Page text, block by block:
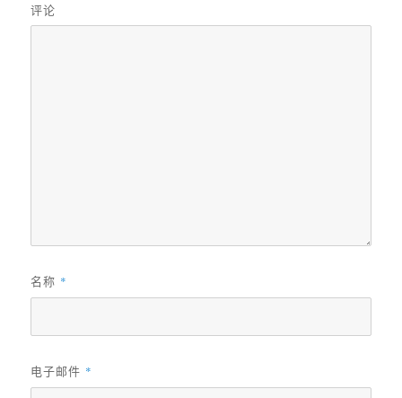
评论
名称 *
电子邮件 *